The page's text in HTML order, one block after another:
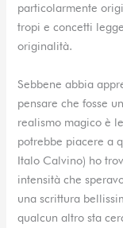
particolarmente
tropi e concetti
originalità.
Sebbene abbia
pensare che fosse
realismo magico è
potrebbe piacere a
Italo Calvino) ho
intensità che
una scrittura
qualcun altro sta